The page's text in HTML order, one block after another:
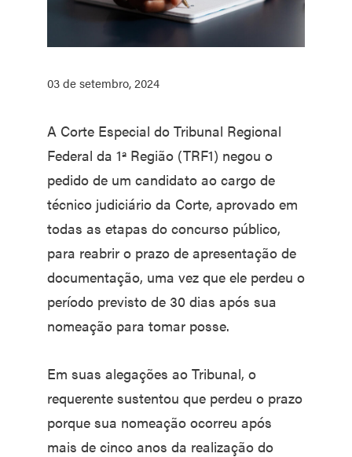
03 de setembro, 2024
A Corte Especial do Tribunal Regional
Federal da 1ª Região (TRF1) negou o
pedido de um candidato ao cargo de
técnico judiciário da Corte, aprovado em
todas as etapas do concurso público,
para reabrir o prazo de apresentação de
documentação, uma vez que ele perdeu o
período previsto de 30 dias após sua
nomeação para tomar posse.
Em suas alegações ao Tribunal, o
requerente sustentou que perdeu o prazo
porque sua nomeação ocorreu após
mais de cinco anos da realização do